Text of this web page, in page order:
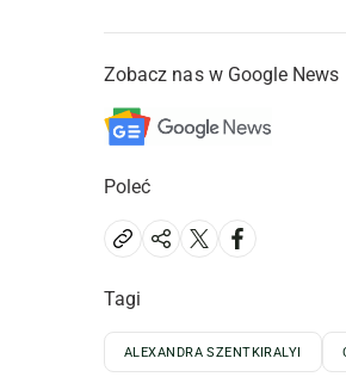
Zobacz nas w Google News
Poleć
Tagi
ALEXANDRA SZENTKIRALYI